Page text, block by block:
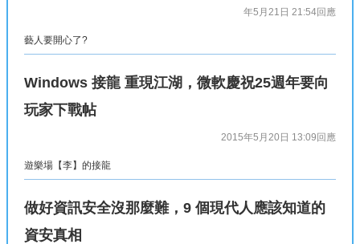
年5月21日 21:54回應
藝人要開心了?
Windows 接龍 重現江湖，微軟慶祝25週年要向
玩家下戰帖
2015年5月20日 13:09 回應
遊樂場【李】的接龍
做好資訊安全沒那麼難，9 個現代人應該知道的
資安真相